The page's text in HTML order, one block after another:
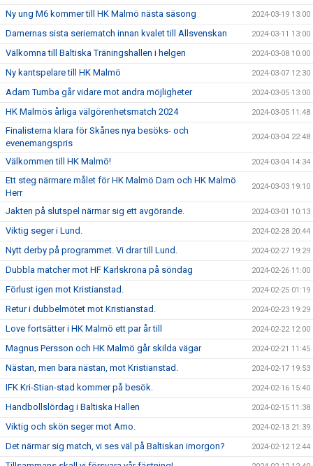
Ny ung M6 kommer till HK Malmö nästa säsong 2024-03-19 13:00
Damernas sista seriematch innan kvalet till Allsvenskan 2024-03-11 13:00
Välkomna till Baltiska Träningshallen i helgen 2024-03-08 10:00
Ny kantspelare till HK Malmö 2024-03-07 12:30
Adam Tumba går vidare mot andra möjligheter 2024-03-05 13:00
HK Malmös årliga välgörenhetsmatch 2024 2024-03-05 11:48
Finalisterna klara för Skånes nya besöks- och
evenemangspris
2024-03-04 22:48
Välkommen till HK Malmö! 2024-03-04 14:34
Ett steg närmare målet för HK Malmö Dam och HK Malmö
Herr
2024-03-03 19:10
Jakten på slutspel närmar sig ett avgörande. 2024-03-01 10:13
Viktig seger i Lund. 2024-02-28 20:44
Nytt derby på programmet. Vi drar till Lund. 2024-02-27 19:29
Dubbla matcher mot HF Karlskrona på söndag 2024-02-26 11:00
Förlust igen mot Kristianstad. 2024-02-25 01:19
Retur i dubbelmötet mot Kristianstad. 2024-02-23 19:29
Love fortsätter i HK Malmö ett par år till 2024-02-22 12:00
Magnus Persson och HK Malmö går skilda vägar 2024-02-21 11:45
Nästan, men bara nästan, mot Kristianstad. 2024-02-17 19:53
IFK Kri-Stian-stad kommer på besök. 2024-02-16 15:40
Handbollslördag i Baltiska Hallen 2024-02-15 11:38
Viktig och skön seger mot Amo. 2024-02-13 21:39
Det närmar sig match, vi ses väl på Baltiskan imorgon? 2024-02-12 12:44